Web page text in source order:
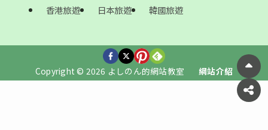
香港旅遊 日本旅遊 韓國旅遊
Copyright © 2026 よしのん的網站教室 網站介紹